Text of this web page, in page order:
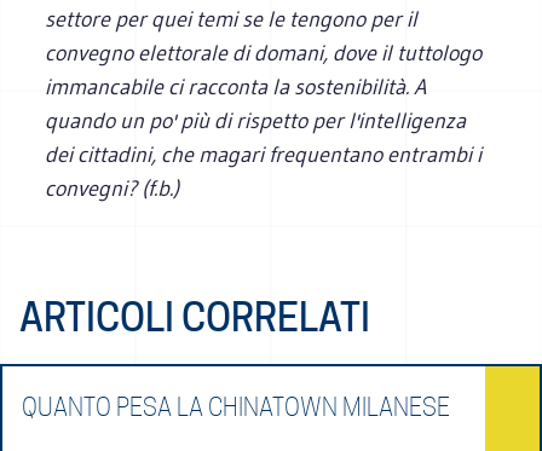
settore per quei temi se le tengono per il
convegno elettorale di domani, dove il tuttologo
immancabile ci racconta la sostenibilità. A
quando un po' più di rispetto per l'intelligenza
dei cittadini, che magari frequentano entrambi i
convegni? (f.b.)
ARTICOLI CORRELATI
QUANTO PESA LA CHINATOWN MILANESE